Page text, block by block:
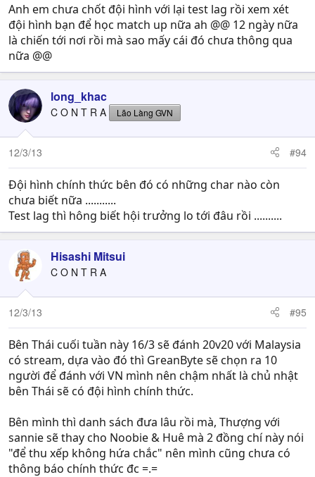
Anh em chưa chốt đội hình với lại test lag rồi xem xét
đội hình bạn để học match up nữa ah @@ 12 ngày nữa
là chiến tới nơi rồi mà sao mấy cái đó chưa thông qua
nữa @@
long_khac
C O N T R A Lão Làng GVN
12/3/13 #94
Đội hình chính thức bên đó có những char nào còn
chưa biết nữa ...........
Test lag thì hông biết hội trưởng lo tới đâu rồi ..........
Hisashi Mitsui
C O N T R A
12/3/13 #95
Bên Thái cuối tuần này 16/3 sẽ đánh 20v20 với Malaysia
có stream, dựa vào đó thì GreanByte sẽ chọn ra 10
người để đánh với VN mình nên chậm nhất là chủ nhật
bên Thái sẽ có đội hình chính thức.
Bên mình thì danh sách đưa lâu rồi mà, Thượng với
sannie sẽ thay cho Noobie & Huê mà 2 đồng chí này nói
"để thu xếp không hứa chắc" nên mình cũng chưa có
thông báo chính thức đc =.=